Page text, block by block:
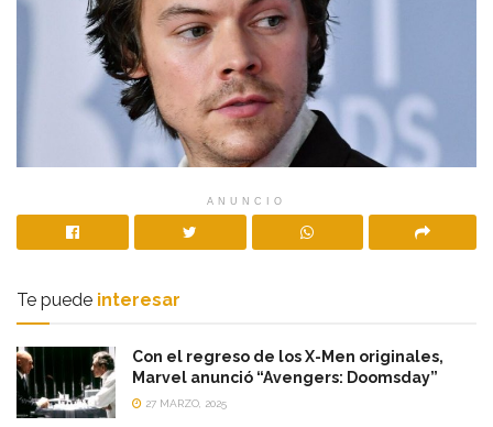
ANUNCIO
Te puede interesar
Con el regreso de los X-Men originales,
Marvel anunció “Avengers: Doomsday”
27 MARZO, 2025